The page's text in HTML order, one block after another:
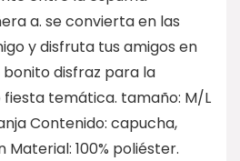
a. se convierta en las
y disfruta tus amigos en
disfraz para la
temática. tamaño: M/L
Contenido: capucha,
Material: 100% poliéster.